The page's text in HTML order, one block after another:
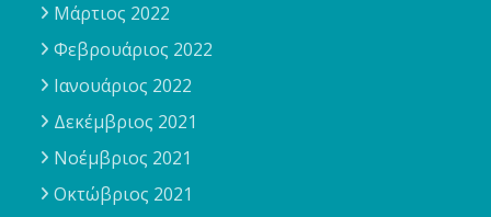
Μάρτιος 2022
Φεβρουάριος 2022
Ιανουάριος 2022
Δεκέμβριος 2021
Νοέμβριος 2021
Οκτώβριος 2021